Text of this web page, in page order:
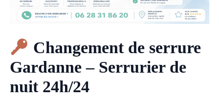
Changement de serrure
Gardanne – Serrurier de
nuit 24h/24